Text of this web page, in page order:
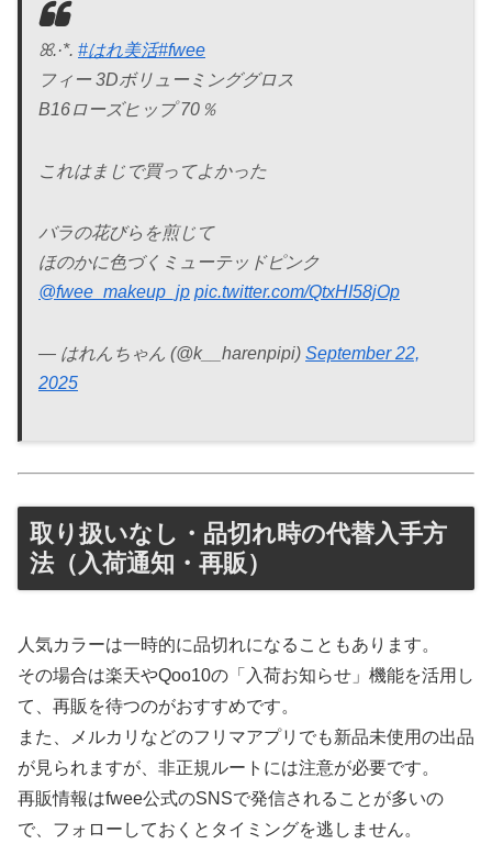
ꕤ.·*. #はれ美活#fwee
フィー 3Dボリューミンググロス
B16ローズヒップ 70％
これはまじで買ってよかった
バラの花びらを煎じて
ほのかに色づくミューテッドピンク
@fwee_makeup_jp pic.twitter.com/QtxHI58jOp
— はれんちゃん (@k__harenpipi) September 22,
2025
取り扱いなし・品切れ時の代替入手方
法（入荷通知・再販）
人気カラーは一時的に品切れになることもあります。
その場合は楽天やQoo10の「入荷お知らせ」機能を活用し
て、再販を待つのがおすすめです。
また、メルカリなどのフリマアプリでも新品未使用の出品
が見られますが、非正規ルートには注意が必要です。
再販情報はfwee公式のSNSで発信されることが多いの
で、フォローしておくとタイミングを逃しません。